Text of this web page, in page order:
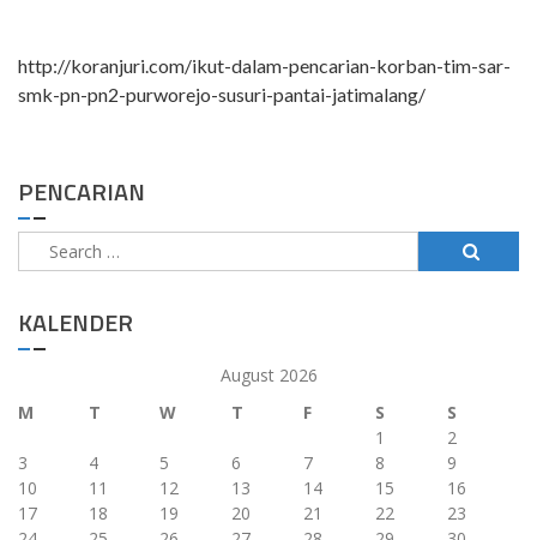
http://koranjuri.com/ikut-dalam-pencarian-korban-tim-sar-
smk-pn-pn2-purworejo-susuri-pantai-jatimalang/
PENCARIAN
Search
for:
KALENDER
August 2026
M
T W T F S
S
1
2
3
4 5 6 7 8
9
10
11 12 13 14 15
16
17
18 19 20 21 22
23